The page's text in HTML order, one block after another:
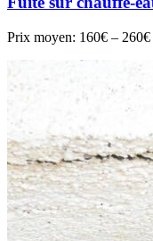
Prix moyen: 160€ – 260€